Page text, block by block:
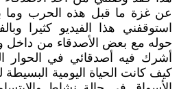
عن غزة ما قبل هذه الحرب وما
استوقفني هذا الفيديو كثيرا
حوله مع بعض الأصدقاء من
أشرك فيه أصدقائي في الحوار
كيف كانت الحياة اليومية